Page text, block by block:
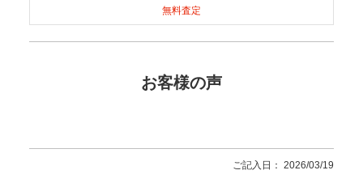
無料査定
お客様の声
ご記入日： 2026/03/19